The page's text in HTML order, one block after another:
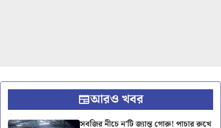
আরও খবর
সবজির নীচে ন’টি জ্যান্ত গোরু! পাচার রুখে